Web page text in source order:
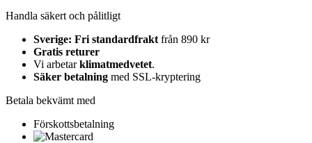
Handla säkert och pålitligt
Sverige: Fri standardfrakt från 890 kr
Gratis returer
Vi arbetarklimatmedvetet.
Säker betalning med SSL-kryptering
Betala bekvämt med
Förskottsbetalning